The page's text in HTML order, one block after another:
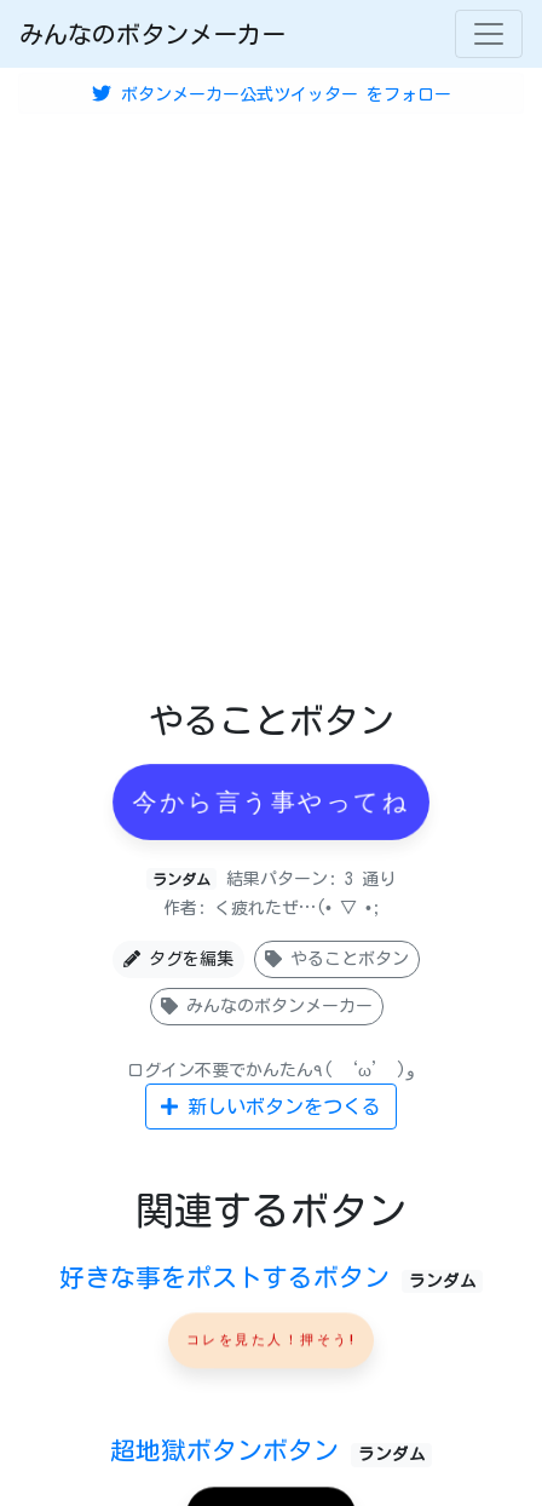
みんなのボタンメーカー
ボタンメーカー公式ツイッター をフォロー
やることボタン
今から言う事やってね
ランダム
結果パターン: 3 通り
作者: く疲れたぜ…(⁠•⁠ ⁠▽⁠ ⁠•⁠;⁠
タグを編集 やることボタン
みんなのボタンメーカー
ログイン不要でかんたん٩( ‘ω’ )و
新しいボタンをつくる
関連するボタン
好きな事をポストするボタン ランダム
コレを見た人！押そう!
超地獄ボタンボタン ランダム